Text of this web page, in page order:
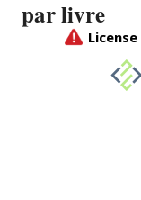
par livre